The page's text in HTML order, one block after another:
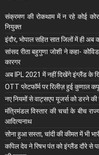
संक्रमण की रोकथाम में न रहे कोई
नियुक्‍त
इंदौर, भोपाल सहित सात जिलों में ही
सांसद रीता बहुगुणा जोशी ने कहा-
कारगर
अब IPL 2021 में नहीं दिखेंगे इंग्लैंड के
OTT प्लेटफॉर्म पर रिलीज़ हुई कुणाल
नए नियमों से वाट्सएप यूजर्स को डरने
मंंत्रिमंडल विस्तार की चर्चा के बीच
आदित्यनाथ
सोना हुआ सस्ता, चांदी की कीमत में भी
कपिल देव ने रिषभ पंत को इंग्लैंड दौरे से